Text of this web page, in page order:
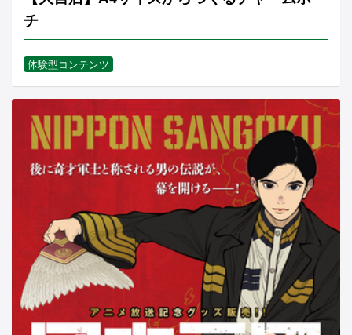
チ
体験型コンテンツ